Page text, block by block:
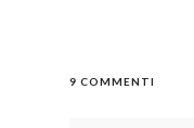
9 COMMENTI